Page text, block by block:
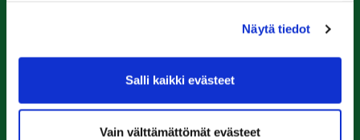
Näytä tiedot
Salli kaikki evästeet
Vain välttämättömät evästeet
Rauma Golf
Ala-Pomppustentie 20
26510 Rauma